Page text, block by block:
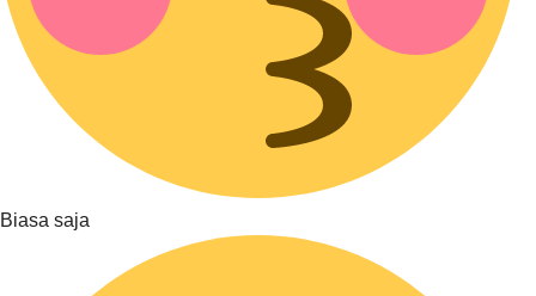
Biasa saja